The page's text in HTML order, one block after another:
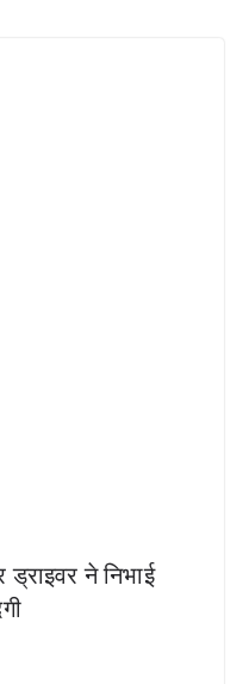
ने निभाई